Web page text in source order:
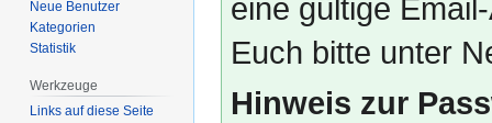
eine gültige
Euch bitte unter
Hinweis zur
Neue Benutzer
Kategorien
Statistik
Werkzeuge
Links auf diese Seite